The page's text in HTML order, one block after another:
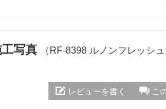
写真 （RF-8398 ルノンフレッシ
こ
レビューを書く